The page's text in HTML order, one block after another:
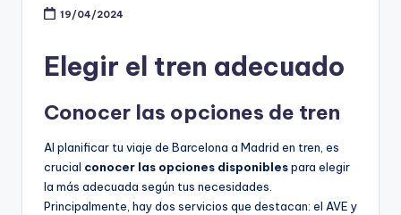
19/04/2024
Elegir el tren adecuado
Conocer las opciones de tren
Al planificar tu viaje de Barcelona a Madrid en tren, es
crucial conocer las opciones disponiblespara elegir
la más adecuada según tus necesidades.
Principalmente, hay dos servicios que destacan: el AVE y